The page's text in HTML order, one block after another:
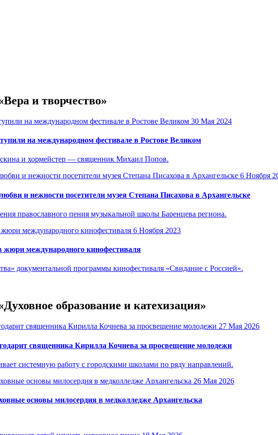
и творчество»
30 Мая 2024
на международном фестивале в Ростове Великом
и хормейстер — священник Михаил Попов.
6 Ноября
и нежности посетители музея Степана Писахова в Архангельске
православного пения музыкальной школы Баренцева региона.
6 Ноября 2023
международного кинофестиваля
документальной программы кинофестиваля «Свидание с Россией».
образование и катехизация»
27 Мая 2026
священника Кирилла Кочнева за просвещение молодежи
системную работу с городскими школами по ряду направлений.
26 Мая 2026
основы милосердия в медколледже Архангельска